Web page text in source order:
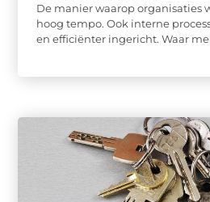
De manier waarop organisaties
hoog tempo. Ook interne
en efficiënter ingericht. Waar